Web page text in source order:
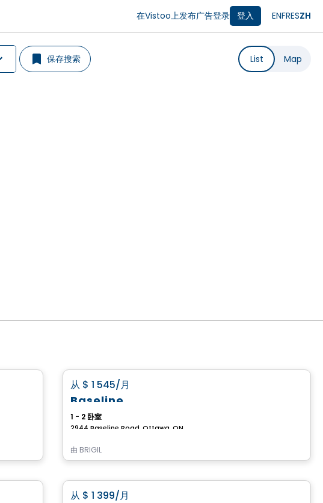
在Vistoo上发布广告登录 登入 ENFRESZH
保存搜索 List Map
从 $ 1 545/月
Baseline
1 - 2 卧室
2944 Baseline Road, Ottawa, ON
由 BRIGIL
房子 公寓
从 $ 1 399/月